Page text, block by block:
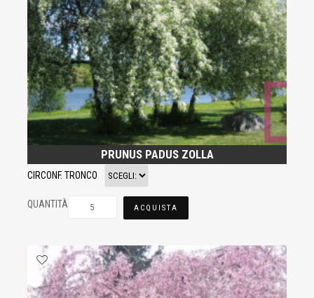
PRUNUS PADUS ZOLLA
CIRCONF. TRONCO
QUANTITÀ ACQUISTA